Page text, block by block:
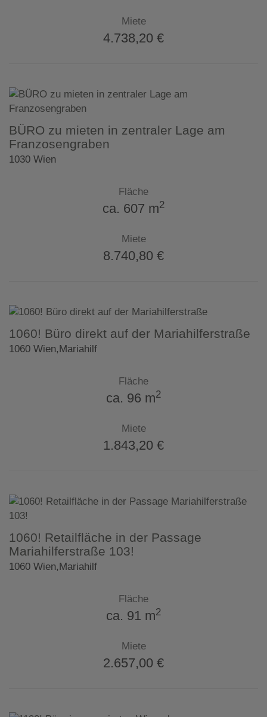
Miete
4.738,20 €
BÜRO zu mieten in zentraler Lage am
Franzosengraben
1030 Wien
Fläche
ca. 607 m2
Miete
8.740,80 €
1060! Büro direkt auf der Mariahilferstraße
1060 Wien,Mariahilf
Fläche
ca. 96 m2
Miete
1.843,20 €
1060! Retailfläche in der Passage
Mariahilferstraße 103!
1060 Wien,Mariahilf
Fläche
ca. 91 m2
Miete
2.657,00 €